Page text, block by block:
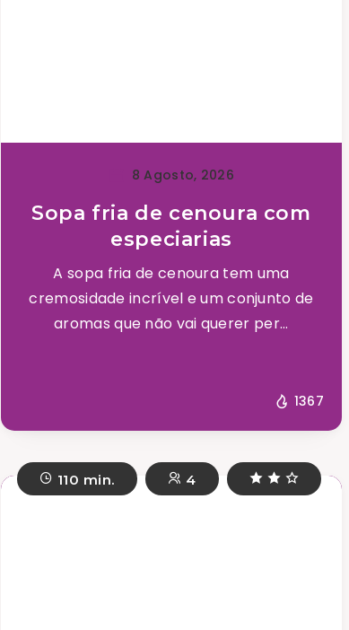
8 Agosto, 2026
Sopa fria de cenoura com
especiarias
A sopa fria de cenoura tem uma
cremosidade incrível e um conjunto de
aromas que não vai querer per...
1367
110 min. 4